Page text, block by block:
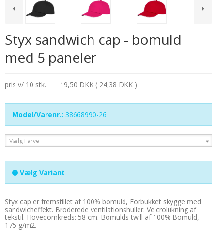
Styx sandwich cap - bomuld
med 5 paneler
pris v/ 10 stk. 19,50 DKK ( 24,38 DKK )
Model/Varenr.: 38668990-26
Vælg Farve
Vælg Variant
Styx cap er fremstillet af 100% bomuld, Forbukket skygge med
sandwicheffekt. Broderede ventilationshuller. Velcrolukning af
tekstil. Hovedomkreds: 58 cm. Bomulds twill af 100% Bomuld,
175 g/m2.